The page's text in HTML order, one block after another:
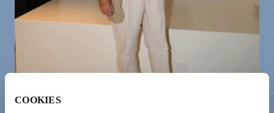
COOKIES